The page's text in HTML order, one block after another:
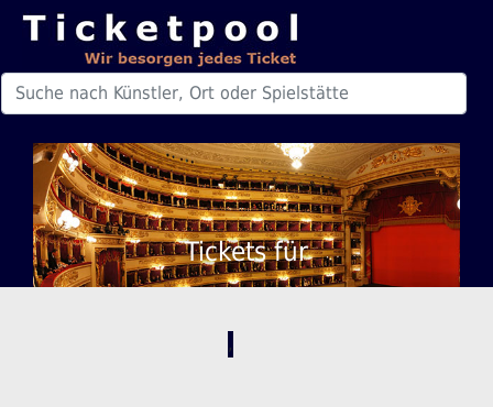
Tickets für
,